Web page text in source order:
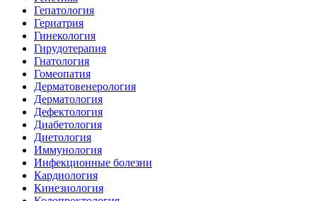
Гепатология
Гериатрия
Гинекология
Гирудотерапия
Гнатология
Гомеопатия
Дерматовенерология
Дерматология
Дефектология
Диабетология
Диетология
Иммунология
Инфекционные болезни
Кардиология
Кинезиология